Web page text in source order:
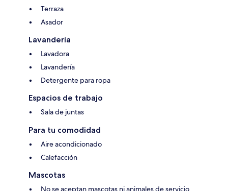
Terraza
Asador
Lavandería
Lavadora
Lavandería
Detergente para ropa
Espacios de trabajo
Sala de juntas
Para tu comodidad
Aire acondicionado
Calefacción
Mascotas
No se aceptan mascotas ni animales de servicio